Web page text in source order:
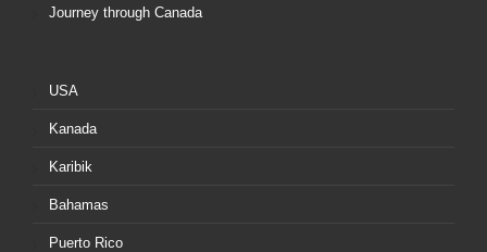
Journey through Canada
USA
Kanada
Karibik
Bahamas
Puerto Rico